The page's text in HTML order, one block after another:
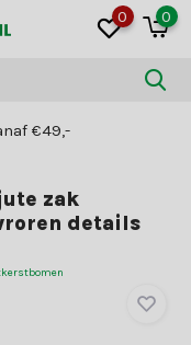
0 0
zak
details